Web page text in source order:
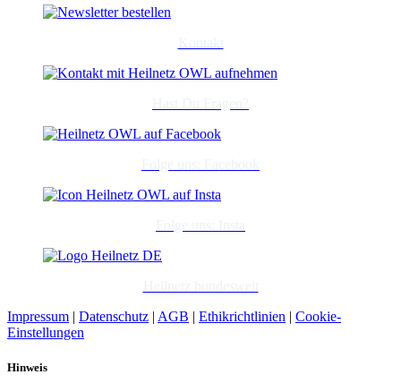
Impressum | Datenschutz | AGB | Ethikrichtlinien | Cookie-
Einstellungen
Hinweis